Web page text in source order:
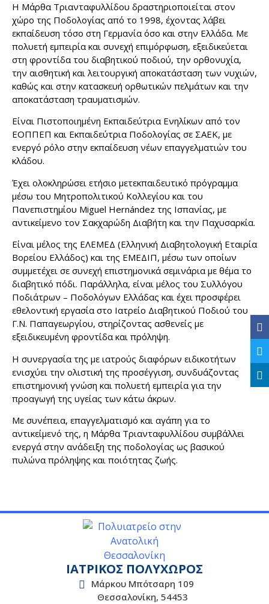
Η Μάρθα Τριανταφυλλίδου δραστηριοποιείται στον
χώρο της Ποδολογίας από το 1998, έχοντας λάβει
εκπαίδευση τόσο στη Γερμανία όσο και στην Ελλάδα. Με
πολυετή εμπειρία και συνεχή επιμόρφωση, εξειδικεύεται
στη φροντίδα του διαβητικού ποδιού, την ορθονυχία,
την αισθητική και λειτουργική αποκατάσταση των νυχιών,
καθώς και στην κατασκευή ορθωτικών πελμάτων και την
αποκατάσταση τραυματισμών.
Είναι Πιστοποιημένη Εκπαιδεύτρια Ενηλίκων από τον
ΕΟΠΠΕΠ και Εκπαιδεύτρια Ποδολογίας σε ΣΑΕΚ, με
ενεργό ρόλο στην εκπαίδευση νέων επαγγελματιών του
κλάδου.
Έχει ολοκληρώσει ετήσιο μετεκπαιδευτικό πρόγραμμα
μέσω του Μητροπολιτικού Κολλεγίου και του
Πανεπιστημίου Miguel Hernández της Ισπανίας, με
αντικείμενο τον Σακχαρώδη Διαβήτη και την Παχυσαρκία.
Είναι μέλος της ΕΛΕΜΕΔ (Ελληνική Διαβητολογική Εταιρία
Βορείου Ελλάδος) και της ΕΜΕΔΙΠ, μέσω των οποίων
συμμετέχει σε συνεχή επιστημονικά σεμινάρια με θέμα το
διαβητικό πόδι. Παράλληλα, είναι μέλος του Συλλόγου
Ποδιάτρων – Ποδολόγων Ελλάδας και έχει προσφέρει
εθελοντική εργασία στο Ιατρείο Διαβητικού Ποδιού του
Γ.Ν. Παπαγεωργίου, στηρίζοντας ασθενείς με
εξειδικευμένη φροντίδα και πρόληψη.
Η συνεργασία της με ιατρούς διαφόρων ειδικοτήτων
ενισχύει την ολιστική της προσέγγιση, συνδυάζοντας
επιστημονική γνώση και πολυετή εμπειρία για την
προαγωγή της υγείας των κάτω άκρων.
Με συνέπεια, επαγγελματισμό και αγάπη για το
αντικείμενό της, η Μάρθα Τριανταφυλλίδου συμβάλλει
ενεργά στην ανάδειξη της ποδολογίας ως βασικού
πυλώνα πρόληψης και ποιότητας ζωής.
ΙΑΤΡΙΚΟΣ ΠΟΛΥΧΩΡΟΣ
Μάρκου Μπότσαρη 109
Θεσσαλονίκη, 54453